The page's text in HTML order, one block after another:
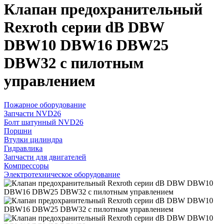
Клапан предохранительный
Rexroth серии dB DBW
DBW10 DBW16 DBW25
DBW32 с пилотным
управлением
Пожарное оборудование
Запчасти NVD26
Болт шатунный NVD26
Поршни
Втулки цилиндра
Гидравлика
Запчасти для двигателей
Компрессоры
Электротехническое оборудование